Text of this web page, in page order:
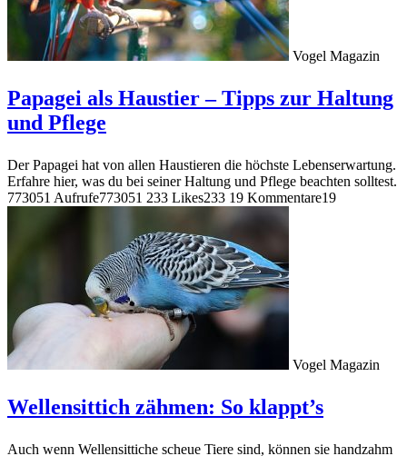
Vogel Magazin
Papagei als Haustier – Tipps zur Haltung
und Pflege
Der Papagei hat von allen Haustieren die höchste Lebenserwartung.
Erfahre hier, was du bei seiner Haltung und Pflege beachten solltest.
773051 Aufrufe773051 233 Likes233 19 Kommentare19
Vogel Magazin
Wellensittich zähmen: So klappt’s
Auch wenn Wellensittiche scheue Tiere sind, können sie handzahm